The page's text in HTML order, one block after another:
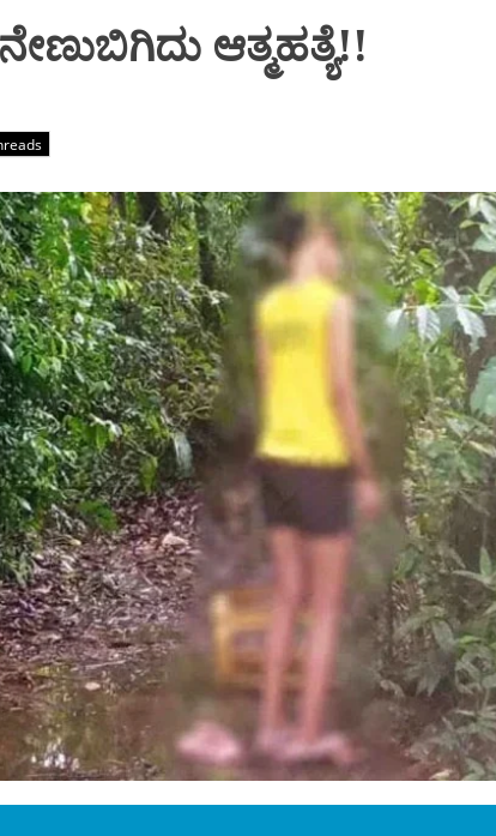
ಆತ್ಮಹತ್ಯೆ!!